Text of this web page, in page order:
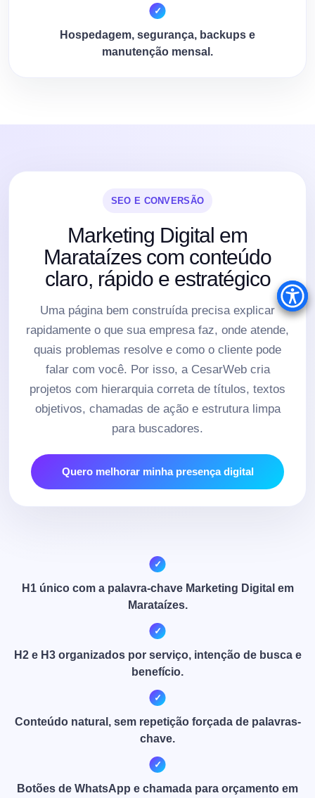
Hospedagem, segurança, backups e
manutenção mensal.
SEO E CONVERSÃO
Marketing Digital em
Marataízes com conteúdo
claro, rápido e estratégico
Uma página bem construída precisa explicar
rapidamente o que sua empresa faz, onde atende,
quais problemas resolve e como o cliente pode
falar com você. Por isso, a CesarWeb cria
projetos com hierarquia correta de títulos, textos
objetivos, chamadas de ação e estrutura limpa
para buscadores.
Quero melhorar minha presença digital
H1 único com a palavra-chave Marketing Digital em
Marataízes.
H2 e H3 organizados por serviço, intenção de busca e
benefício.
Conteúdo natural, sem repetição forçada de palavras-
chave.
Botões de WhatsApp e chamada para orçamento em